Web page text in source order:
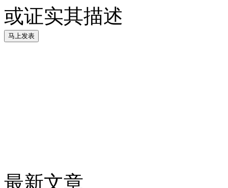
或证实其描述
最新文章